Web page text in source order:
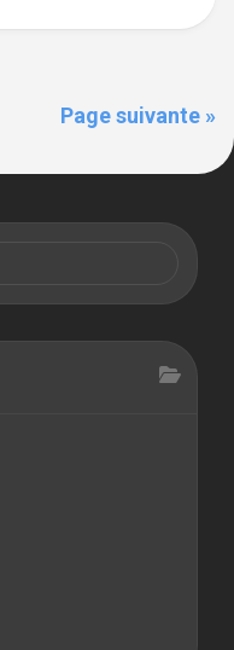
Page suivante »